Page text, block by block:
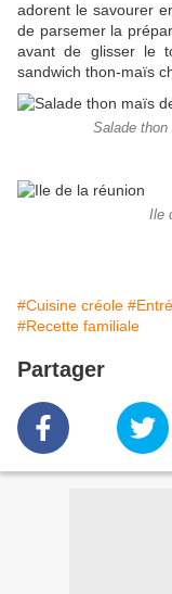
adorent le savourer
de parsemer la
avant de glisser le
sandwich thon-maïs
Salade thon
Ile
#Cuisine créole
#Recette familiale
Partager